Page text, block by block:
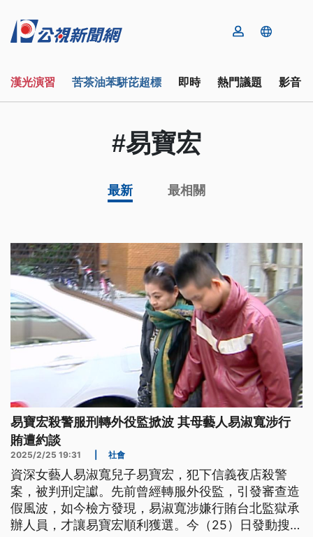
漢光演習 苦茶油苯駢芘超標 即時 熱門議題 影音
#易寶宏
最新 最相關
易寶宏殺警服刑轉外役監掀波 其母藝人易淑寬涉行
賄遭約談
2025/2/25 19:31 社會
資深女藝人易淑寬兒子易寶宏，犯下信義夜店殺警
案，被判刑定讞。先前曾經轉服外役監，引發審查造
假風波，如今檢方發現，易淑寬涉嫌行賄台北監獄承
辦人員，才讓易寶宏順利獲選。今（25）日發動搜